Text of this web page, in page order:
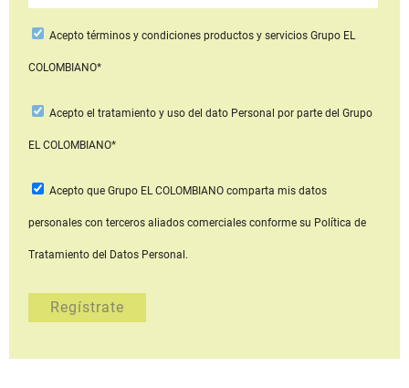
Aceptotérminos y condiciones productos y serviciosGrupo EL
COLOMBIANO*
Acepto el tratamiento y uso del dato Personal por parte del Grupo
EL COLOMBIANO*
Acepto que Grupo EL COLOMBIANOcomparta mis datos
personales con terceros aliados comerciales conforme su Política de
Tratamiento del Datos Personal.